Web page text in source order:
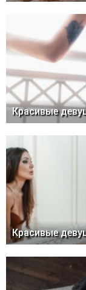
Красивые
Красивые